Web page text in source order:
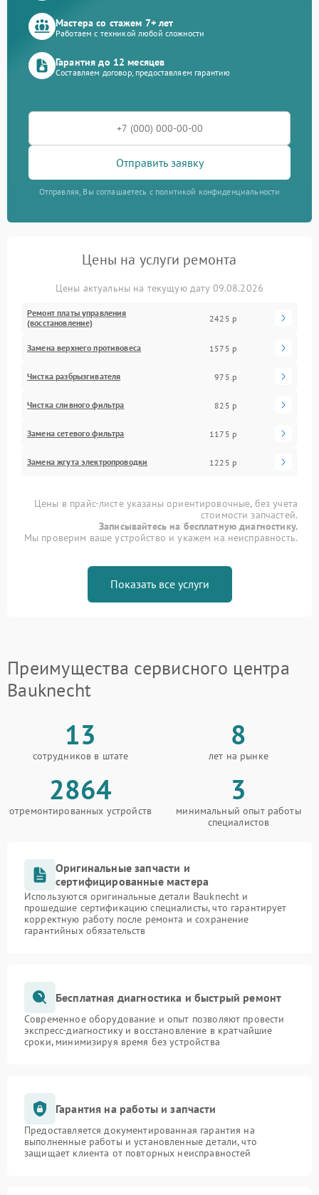
Мастера со стажем 7+ лет
Работаем с техникой любой сложности
Гарантия до 12 месяцев
Составляем договор, предоставляем гарантию
Отправить заявку
Отправляя, Вы соглашаетесь с политикой конфиденциальности
Цены на услуги ремонта
Цены актуальны на текущую дату 09.08.2026
Ремонт платы управления
(восстановление)
2425 р
Замена верхнего противовеса 1575 р
Чистка разбрызгивателя 975 р
Чистка сливного фильтра 825 р
Замена сетевого фильтра 1175 р
Замена жгута электропроводки 1225 р
Цены в прайс-листе указаны ориентировочные, без учета
стоимости запчастей.
Записывайтесь на бесплатную диагностику.
Мы проверим ваше устройство и укажем на неисправность.
Показать все услуги
Преимущества сервисного центра
Bauknecht
13
сотрудников в штате
8
лет на рынке
2864
отремонтированных устройств
3
минимальный опыт работы
специалистов
Оригинальные запчасти и
сертифицированные мастера
Используются оригинальные детали Bauknecht и
прошедшие сертификацию специалисты, что гарантирует
корректную работу после ремонта и сохранение
гарантийных обязательств
Бесплатная диагностика и быстрый ремонт
Современное оборудование и опыт позволяют провести
экспресс-диагностику и восстановление в кратчайшие
сроки, минимизируя время без устройства
Гарантия на работы и запчасти
Предоставляется документированная гарантия на
выполненные работы и установленные детали, что
защищает клиента от повторных неисправностей